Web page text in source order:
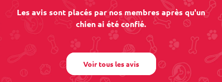
Les avis sont placés par nos membres après qu'un
chien ai été confié.
Voir tous les avis